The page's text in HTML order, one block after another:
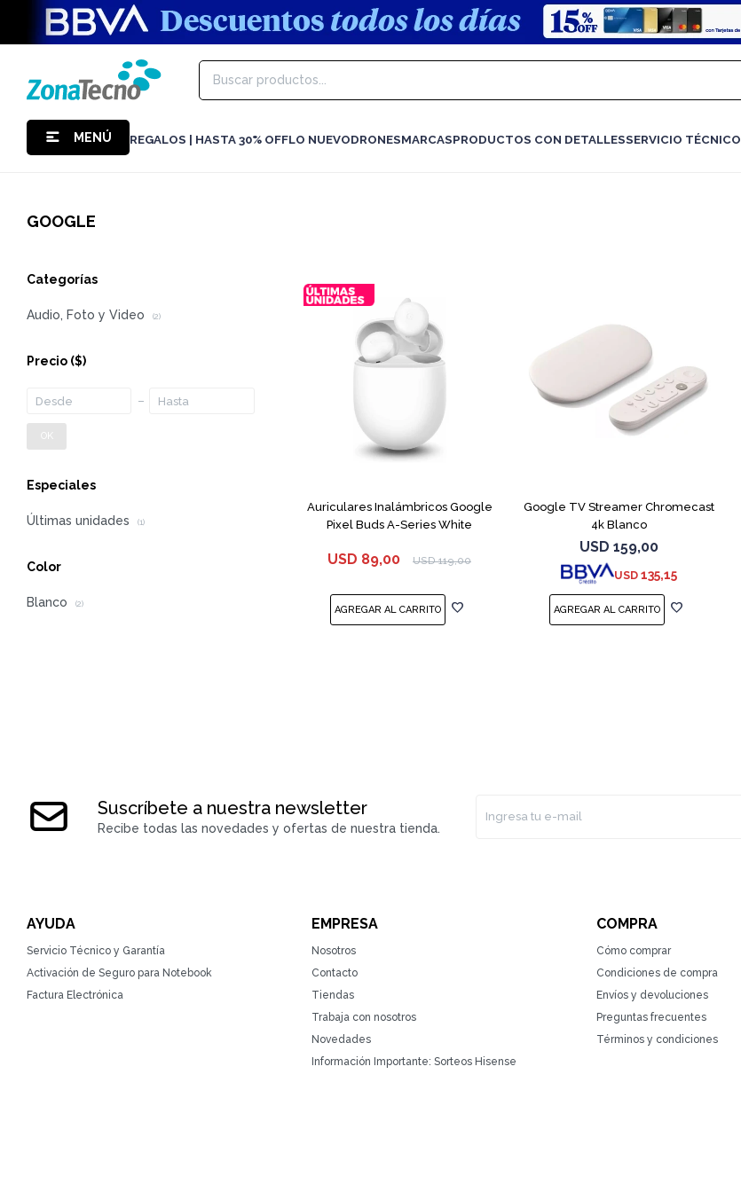
MENÚ REGALOS | HASTA 30% OFFLO NUEVODRONESMARCASPRODUCTOS CON DETALLESSERVICIO TÉCNICO
GOOGLE
Auriculares Inalámbricos Google
Pixel Buds A-Series White
USD 89,00 USD 119,00
Google TV Streamer Chromecast
4k Blanco
USD 159,00
USD 135,15
Categorías
Audio, Foto y Video (2)
Precio ($)
OK
Especiales
Últimas unidades (1)
Color
Blanco (2)
Suscríbete a nuestra newsletter
Recibe todas las novedades y ofertas de nuestra tienda.
AYUDA
Servicio Técnico y Garantía
Activación de Seguro para Notebook
Factura Electrónica
EMPRESA
Nosotros
Contacto
Tiendas
Trabaja con nosotros
Novedades
Información Importante: Sorteos Hisense
COMPRA
Cómo comprar
Condiciones de compra
Envíos y devoluciones
Preguntas frecuentes
Términos y condiciones